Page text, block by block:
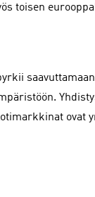
toisen
ovat